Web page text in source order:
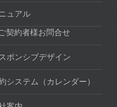
ュアル
契約者様お問合せ
ポンシブデザイン
システム（カレンダー）